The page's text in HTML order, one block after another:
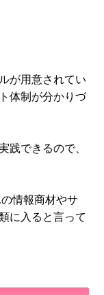
が用意されてい
体制が分かりづ
践できるので、
情報商材やサ
に入ると言って